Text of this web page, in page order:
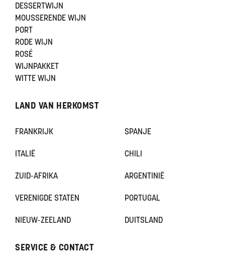
DESSERTWIJN
MOUSSERENDE WIJN
PORT
RODE WIJN
ROSÉ
WIJNPAKKET
WITTE WIJN
LAND VAN HERKOMST
FRANKRIJK SPANJE
ITALIË CHILI
ZUID-AFRIKA ARGENTINIË
VERENIGDE STATEN PORTUGAL
NIEUW-ZEELAND DUITSLAND
SERVICE & CONTACT